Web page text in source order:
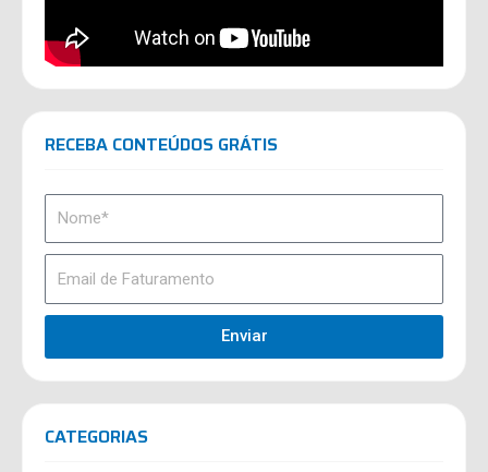
RECEBA CONTEÚDOS GRÁTIS
Enviar
CATEGORIAS